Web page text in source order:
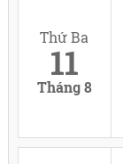
Thứ Ba
11
Tháng 8